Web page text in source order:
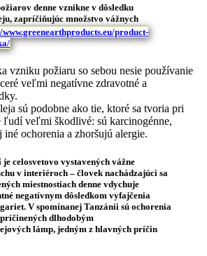
denne vznikne v dôsledku
zapríčiňujúc množstvo vážnych
product-
vzniku požiaru so sebou nesie používanie
veľmi negatívne zdravotné a
sú podobne ako tie, ktoré sa tvoria pri
ľudí veľmi škodlivé: sú karcinogénne,
iné ochorenia a zhoršujú alergie.
celosvetovo vystavených vážne
v interiéroch – človek nachádzajúci sa
miestnostiach denne vdychuje
negatívnym dôsledkom vyfajčenia
V spomínanej Tanzánii sú ochorenia
dlhodobým
lámp, jedným z hlavných príčin